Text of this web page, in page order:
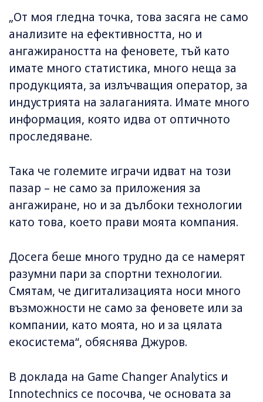
„От моя гледна точка, това засяга не само
анализите на ефективността, но и
ангажираността на феновете, тъй като
имате много статистика, много неща за
продукцията, за излъчващия оператор, за
индустрията на залаганията. Имате много
информация, която идва от оптичното
проследяване.
Така че големите играчи идват на този
пазар – не само за приложения за
ангажиране, но и за дълбоки технологии
като това, което прави моята компания.
Досега беше много трудно да се намерят
разумни пари за спортни технологии.
Смятам, че дигитализацията носи много
възможности не само за феновете или за
компании, като моята, но и за цялата
екосистема“, обяснява Джуров.
В доклада на Game Changer Analytics и
Innotechnics се посочва, че основата за